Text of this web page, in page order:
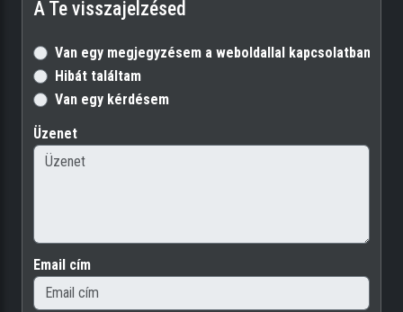
A Te visszajelzésed
Van egy megjegyzésem a weboldallal kapcsolatban
Hibát találtam
Van egy kérdésem
Üzenet
Email cím